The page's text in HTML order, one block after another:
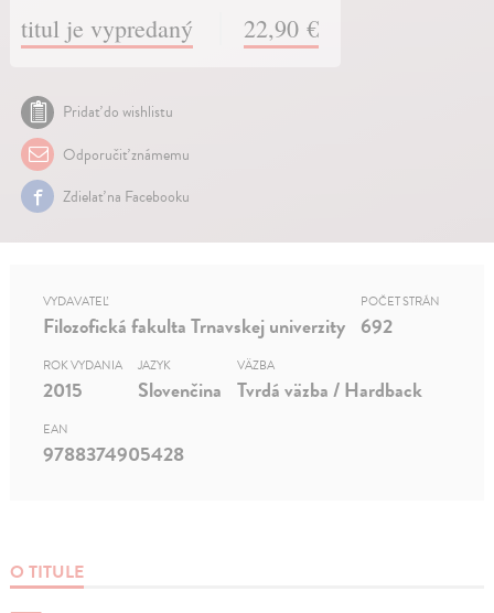
titul je vypredaný 22,90 €
Pridať do wishlistu
Odporučiť známemu
Zdielať na Facebooku
O TITULE
VYDAVATEĽ
Filozofická fakulta Trnavskej univerzity
POČET STRÁN
692
ROK VYDANIA
2015
JAZYK
Slovenčina
VÄZBA
Tvrdá väzba / Hardback
EAN
9788374905428